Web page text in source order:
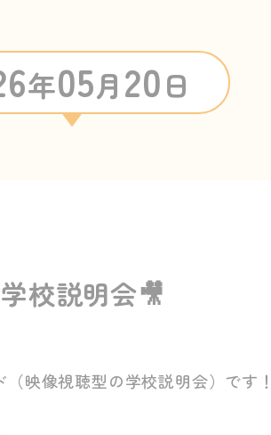
年05月20日
校説明会🎥
映像視聴型の学校説明会）です